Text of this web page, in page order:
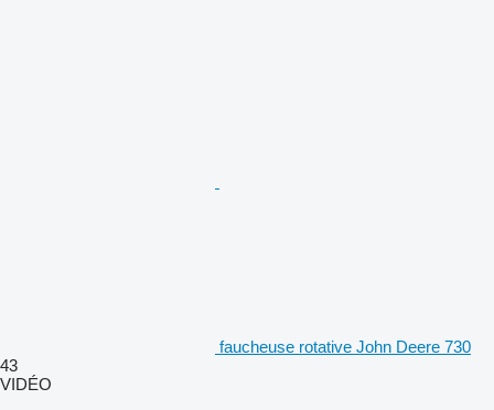
faucheuse rotative John Deere 730
43
VIDÉO